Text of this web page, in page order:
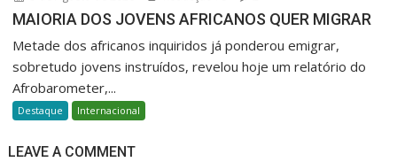
MAIORIA DOS JOVENS AFRICANOS QUER MIGRAR
Metade dos africanos inquiridos já ponderou emigrar,
sobretudo jovens instruídos, revelou hoje um relatório do
Afrobarometer,...
Destaque Internacional
LEAVE A COMMENT